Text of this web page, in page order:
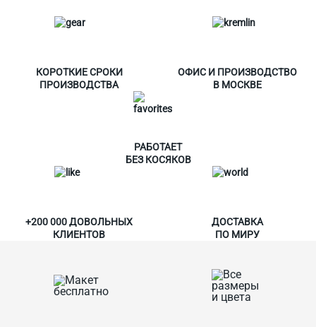
КОРОТКИЕ СРОКИ
ПРОИЗВОДСТВА
ОФИС И ПРОИЗВОДСТВО
В МОСКВЕ
РАБОТАЕТ
БЕЗ КОСЯКОВ
+200 000 ДОВОЛЬНЫХ
КЛИЕНТОВ
ДОСТАВКА
ПО МИРУ